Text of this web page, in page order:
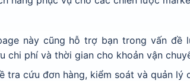
này cũng hỗ trợ bạn trong vấn đề
chi phí và thời gian cho khoản vận
tra cứu đơn hàng, kiểm soát và quản lý